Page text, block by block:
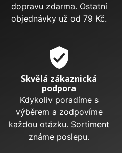
dopravu zdarma. Ostatní
objednávky už od 79 Kč.
verified_user
Skvělá zákaznická
podpora
Kdykoliv poradíme s
výběrem a zodpovíme
každou otázku. Sortiment
známe poslepu.